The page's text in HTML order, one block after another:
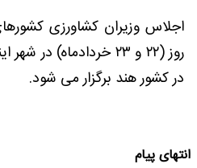
روز (۲۲ و ۲۳ خردادماه)
در کشور هند برگزار می شود.
انتهای پیام